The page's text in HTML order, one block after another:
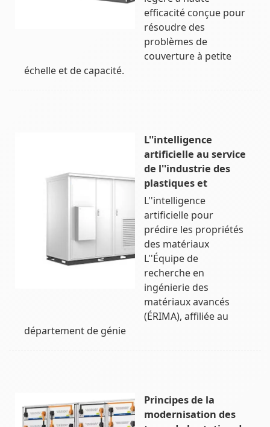
efficacité conçue pour
résoudre des
problèmes de
couverture à petite
échelle et de capacité.
L''intelligence
artificielle au service
de l''industrie des
plastiques et
L''intelligence
artificielle pour
prédire les propriétés
des matériaux
L''Équipe de
recherche en
ingénierie des
matériaux avancés
(ÉRIMA), affiliée au
département de génie
Principes de la
modernisation des